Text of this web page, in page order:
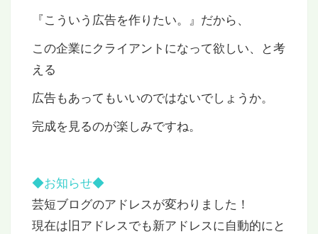
『こういう広告を作りたい。』だから、
この企業にクライアントになって欲しい、と考
える
広告もあってもいいのではないでしょうか。
完成を見るのが楽しみですね。
◆お知らせ◆
芸短ブログのアドレスが変わりました！
現在は旧アドレスでも新アドレスに自動的にと